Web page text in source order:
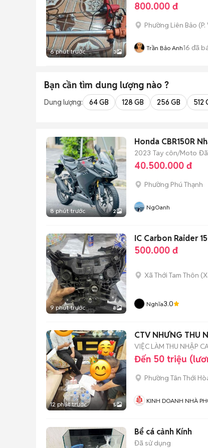
6 phút trước 3
800.000 đ
Phường Liên Bảo (
Trần Bảo Anh16 đã
Bạn cần tìm dung lượng nào ?
Dung lượng: 64 GB 128 GB 256 GB 512
8 phút trước 2
Honda CBR150R
2023 Tay côn/Moto
40.500.000 đ
Phường Phú Thạnh
NgOanh
9 phút trước 8
IC Carbon Raider
500.000 đ
Xã Thới Tam Thôn (
Nghĩa3.0
12 phút trước 5
CTV NHƯNG THU
VIỆC LÀM THU NHẬP
Đến 50 triệu
Phường Tân Thới
KINH DOANH NHÀ
Bể cá cảnh Kính
Đã sử dụng